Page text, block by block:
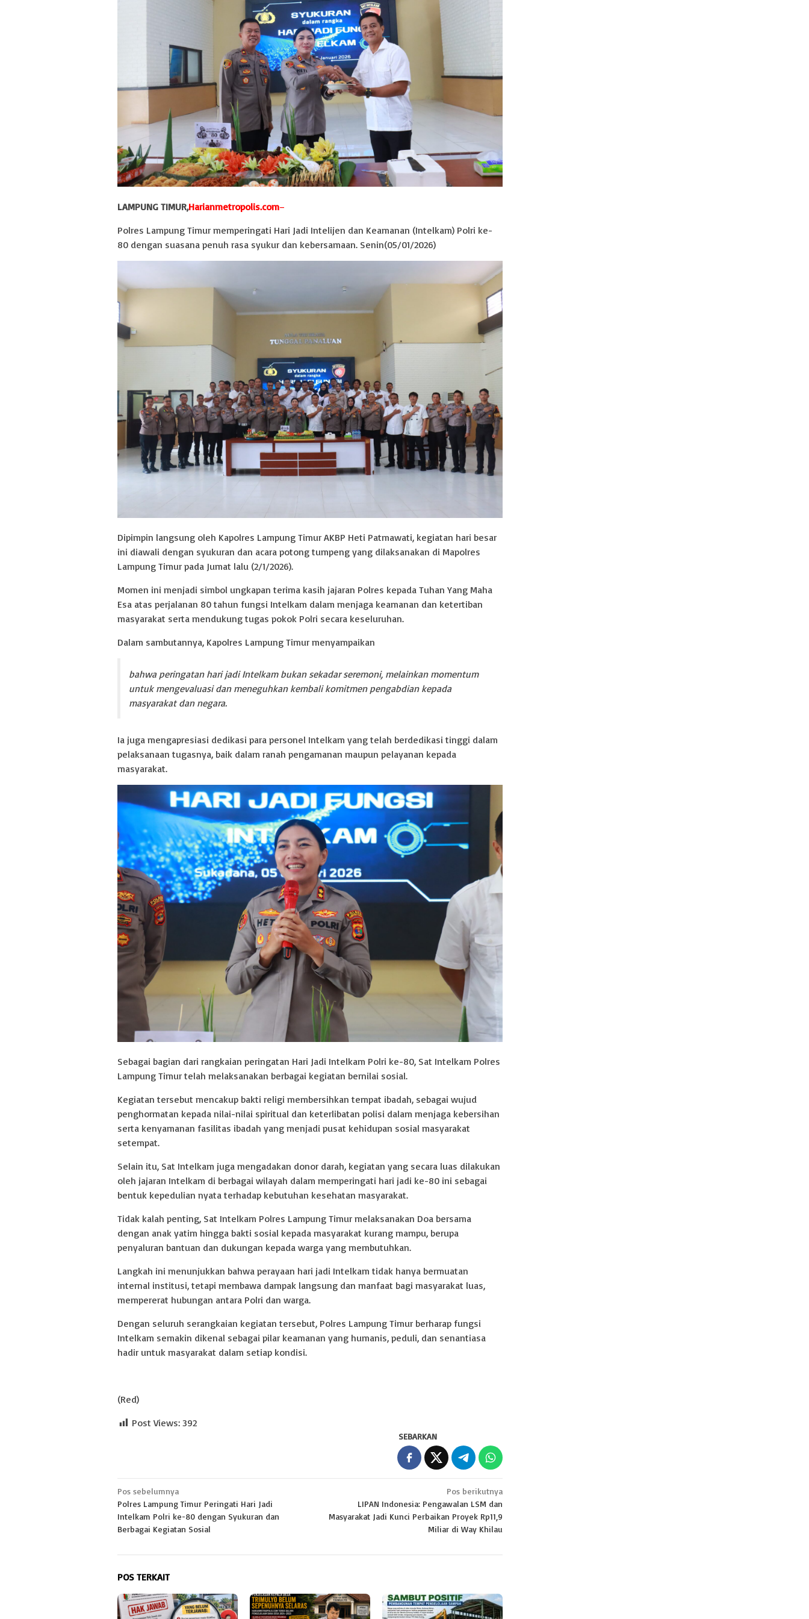
LAMPUNG TIMUR,Harianmetropolis.com–
Polres Lampung Timur memperingati Hari Jadi Intelijen dan Keamanan (Intelkam) Polri ke-
80 dengan suasana penuh rasa syukur dan kebersamaan. Senin(05/01/2026)
Dipimpin langsung oleh Kapolres Lampung Timur AKBP Heti Patmawati, kegiatan hari besar
ini diawali dengan syukuran dan acara potong tumpeng yang dilaksanakan di Mapolres
Lampung Timur pada Jumat lalu (2/1/2026).
Momen ini menjadi simbol ungkapan terima kasih jajaran Polres kepada Tuhan Yang Maha
Esa atas perjalanan 80 tahun fungsi Intelkam dalam menjaga keamanan dan ketertiban
masyarakat serta mendukung tugas pokok Polri secara keseluruhan.
Dalam sambutannya, Kapolres Lampung Timur menyampaikan
bahwa peringatan hari jadi Intelkam bukan sekadar seremoni, melainkan momentum
untuk mengevaluasi dan meneguhkan kembali komitmen pengabdian kepada
masyarakat dan negara.
Ia juga mengapresiasi dedikasi para personel Intelkam yang telah berdedikasi tinggi dalam
pelaksanaan tugasnya, baik dalam ranah pengamanan maupun pelayanan kepada
masyarakat.
Sebagai bagian dari rangkaian peringatan Hari Jadi Intelkam Polri ke-80, Sat Intelkam Polres
Lampung Timur telah melaksanakan berbagai kegiatan bernilai sosial.
Kegiatan tersebut mencakup bakti religi membersihkan tempat ibadah, sebagai wujud
penghormatan kepada nilai-nilai spiritual dan keterlibatan polisi dalam menjaga kebersihan
serta kenyamanan fasilitas ibadah yang menjadi pusat kehidupan sosial masyarakat
setempat.
Selain itu, Sat Intelkam juga mengadakan donor darah, kegiatan yang secara luas dilakukan
oleh jajaran Intelkam di berbagai wilayah dalam memperingati hari jadi ke-80 ini sebagai
bentuk kepedulian nyata terhadap kebutuhan kesehatan masyarakat.
Tidak kalah penting, Sat Intelkam Polres Lampung Timur melaksanakan Doa bersama
dengan anak yatim hingga bakti sosial kepada masyarakat kurang mampu, berupa
penyaluran bantuan dan dukungan kepada warga yang membutuhkan.
Langkah ini menunjukkan bahwa perayaan hari jadi Intelkam tidak hanya bermuatan
internal institusi, tetapi membawa dampak langsung dan manfaat bagi masyarakat luas,
mempererat hubungan antara Polri dan warga.
Dengan seluruh serangkaian kegiatan tersebut, Polres Lampung Timur berharap fungsi
Intelkam semakin dikenal sebagai pilar keamanan yang humanis, peduli, dan senantiasa
hadir untuk masyarakat dalam setiap kondisi.
(Red)
Post Views: 392
SEBARKAN
Navigasi
pos
Pos sebelumnya
Polres Lampung Timur Peringati Hari Jadi
Intelkam Polri ke-80 dengan Syukuran dan
Berbagai Kegiatan Sosial
Pos berikutnya
LIPAN Indonesia: Pengawalan LSM dan
Masyarakat Jadi Kunci Perbaikan Proyek Rp11,9
Miliar di Way Khilau
POS TERKAIT